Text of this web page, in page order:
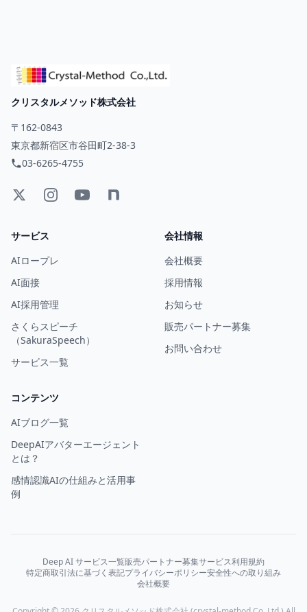
クリスタルメソッド株式会社
〒162-0843
東京都新宿区市谷田町2-38-3
03-6265-4755
サービス
AIロープレ
AI面接
AI採用管理
さくらスピーチ
（SakuraSpeech）
サービス一覧
会社情報
会社概要
採用情報
お知らせ
販売パートナー募集
お問い合わせ
コンテンツ
AIブログ一覧
DeepAIアバターエージェント
とは？
感情認識AIの仕組みと活用事
例
Deep AI サービス一覧販売パートナー募集サービス利用規約
特定商取引法に基づく表記プライバシーポリシー安全性への取り組み
会社概要